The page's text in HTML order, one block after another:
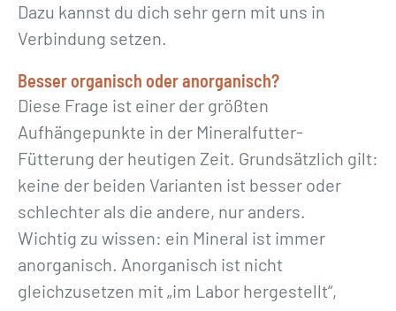
Dazu kannst du dich sehr gern mit uns in
Verbindung setzen.
Besser organisch oder anorganisch?
Diese Frage ist einer der größten
Aufhängepunkte in der Mineralfutter-
Fütterung der heutigen Zeit. Grundsätzlich gilt:
keine der beiden Varianten ist besser oder
schlechter als die andere, nur anders.
Wichtig zu wissen: ein Mineral ist immer
anorganisch. Anorganisch ist nicht
gleichzusetzen mit „im Labor hergestellt“,